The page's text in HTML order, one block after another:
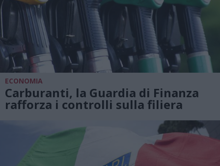
ECONOMIA
Carburanti, la Guardia di Finanza
rafforza i controlli sulla filiera